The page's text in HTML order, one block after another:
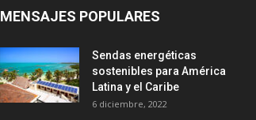
MENSAJES POPULARES
Sendas energéticas
sostenibles para América
Latina y el Caribe
6 diciembre, 2022